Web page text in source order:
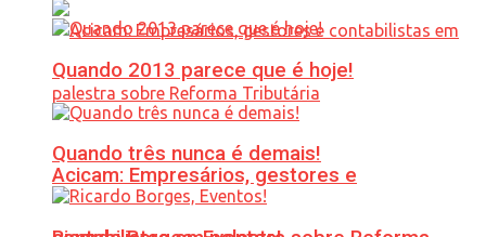
Acicam: Empresários, gestores e
Quando 2013 parece que é hoje!
Quando três nunca é demais!